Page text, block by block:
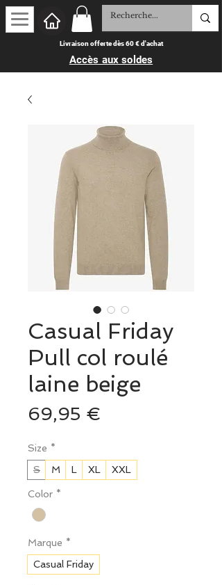
Livraison offerte dès 60 € d'achat
Accès aux soldes
Casual Friday
Pull col roulé
laine beige
69,95 €
Size *
S
M L XL XXL
Color *
Marque *
Casual Friday